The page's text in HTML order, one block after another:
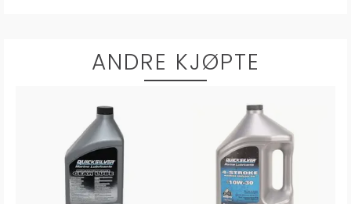
ANDRE KJØPTE